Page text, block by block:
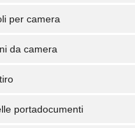
per camera
da camera
portadocumenti